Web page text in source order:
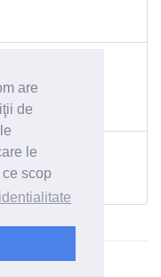
are
de
le
scop
de divorţ când